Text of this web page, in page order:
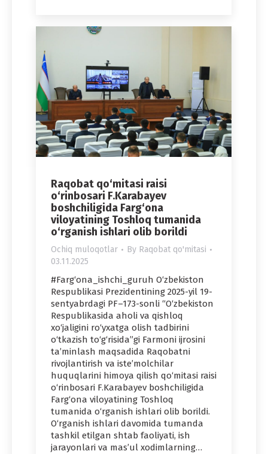
Raqobat qo‘mitasi raisi
o‘rinbosari F.Karabayev
boshchiligida Farg‘ona
viloyatining Toshloq tumanida
o‘rganish ishlari olib borildi
Ochiq muloqotlar By Raqobat qo'mitasi
03.11.2025
#Farg‘ona_ishchi_guruh O‘zbekiston
Respublikasi Prezidentining 2025-yil 19-
sentyabrdagi PF–173-sonli “O‘zbekiston
Respublikasida aholi va qishloq
xo‘jaligini ro‘yxatga olish tadbirini
o‘tkazish to‘g‘risida”gi Farmoni ijrosini
ta’minlash maqsadida Raqobatni
rivojlantirish va iste’molchilar
huquqlarini himoya qilish qo‘mitasi raisi
o‘rinbosari F.Karabayev boshchiligida
Farg‘ona viloyatining Toshloq
tumanida o‘rganish ishlari olib borildi.
O‘rganish ishlari davomida tumanda
tashkil etilgan shtab faoliyati, ish
jarayonlari va mas’ul xodimlarning…